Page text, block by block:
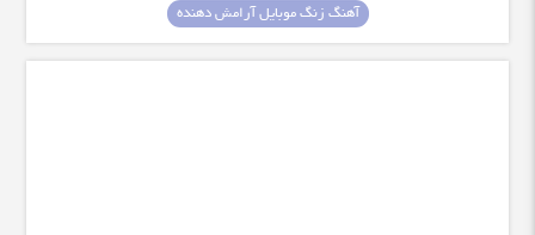
آهنگ زنگ موبایل آرامش دهنده